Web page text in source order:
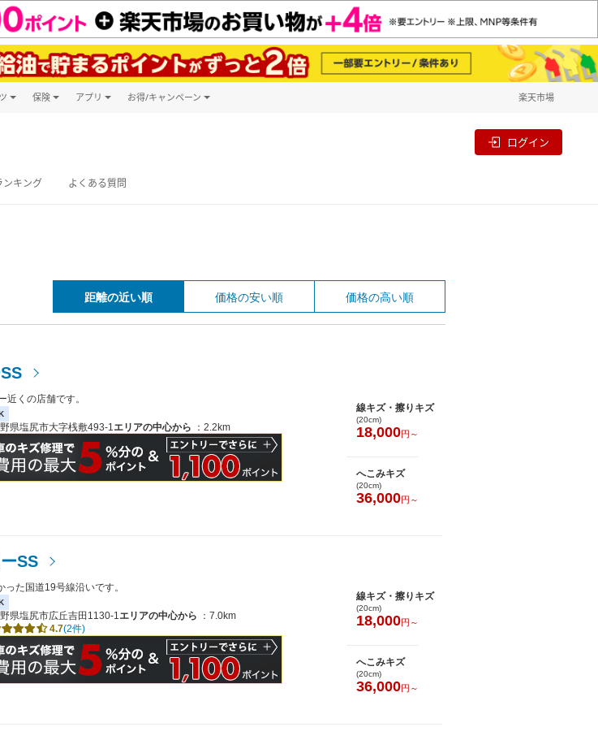
保険 アプリ お得/キャンペーン 楽天市場
ログイン
ンキング よくある質問
距離の近い順 価格の安い順 価格の高い順
近くの店舗です。
県塩尻市大字桟敷493-1エリアの中心から ：2.2km
線キズ・擦りキズ
(20cm)
18,000円～
へこみキズ
(20cm)
36,000円～
SS
た国道19号線沿いです。
県塩尻市広丘吉田1130-1エリアの中心から
：7.0km
4.7(2件)
線キズ・擦りキズ
(20cm)
18,000円～
へこみキズ
(20cm)
36,000円～